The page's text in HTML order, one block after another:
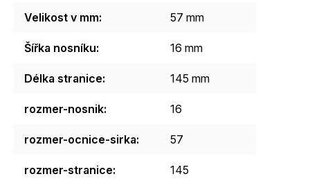
Velikost v mm: 57 mm
Šířka nosníku: 16 mm
Délka stranice: 145 mm
rozmer-nosnik: 16
rozmer-ocnice-sirka: 57
rozmer-stranice: 145